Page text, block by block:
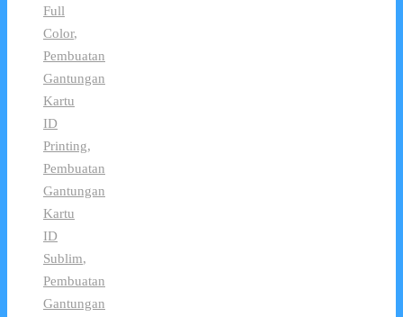
Full
Color,
Pembuatan
Gantungan
Kartu
ID
Printing,
Pembuatan
Gantungan
Kartu
ID
Sublim,
Pembuatan
Gantungan